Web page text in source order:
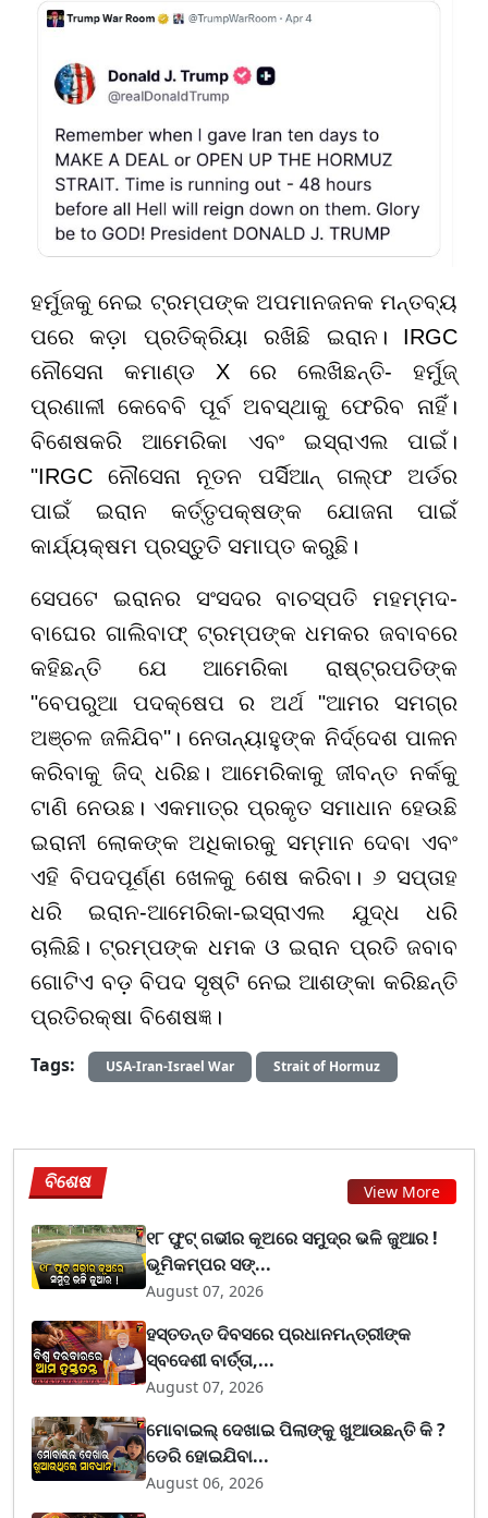
ହର୍ମୁଜକୁ ନେଇ ଟ୍ରମ୍ପଙ୍କ ଅପମାନଜନକ ମନ୍ତବ୍ୟ
ପରେ କଡ଼ା ପ୍ରତିକ୍ରିୟା ରଖିଛି ଇରାନ। IRGC
ନୌସେନା କମାଣ୍ଡ X ରେ ଲେଖିଛନ୍ତି- ହର୍ମୁଜ୍
ପ୍ରଣାଳୀ କେବେବି ପୂର୍ବ ଅବସ୍ଥାକୁ ଫେରିବ ନାହିଁ।
ବିଶେଷକରି ଆମେରିକା ଏବଂ ଇସ୍ରାଏଲ ପାଇଁ।
"IRGC ନୌସେନା ନୂତନ ପର୍ସିଆନ୍ ଗଲ୍ଫ ଅର୍ଡର
ପାଇଁ ଇରାନ କର୍ତ୍ତୃପକ୍ଷଙ୍କ ଯୋଜନା ପାଇଁ
କାର୍ଯ୍ୟକ୍ଷମ ପ୍ରସ୍ତୁତି ସମାପ୍ତ କରୁଛି।
ସେପଟେ ଇରାନର ସଂସଦର ବାଚସ୍ପତି ମହମ୍ମଦ-
ବାଘେର ଗାଲିବାଫ୍ ଟ୍ରମ୍ପଙ୍କ ଧମକର ଜବାବରେ
କହିଛନ୍ତି ଯେ ଆମେରିକା ରାଷ୍ଟ୍ରପତିଙ୍କ
"ବେପରୁଆ ପଦକ୍ଷେପ ର ଅର୍ଥ "ଆମର ସମଗ୍ର
ଅଞ୍ଚଳ ଜଳିଯିବ"। ନେତାନ୍ୟାହୁଙ୍କ ନିର୍ଦ୍ଦେଶ ପାଳନ
କରିବାକୁ ଜିଦ୍ ଧରିଛ। ଆମେରିକାକୁ ଜୀବନ୍ତ ନର୍କକୁ
ଟାଣି ନେଉଛ। ଏକମାତ୍ର ପ୍ରକୃତ ସମାଧାନ ହେଉଛି
ଇରାନୀ ଲୋକଙ୍କ ଅଧିକାରକୁ ସମ୍ମାନ ଦେବା ଏବଂ
ଏହି ବିପଦପୂର୍ଣ୍ଣ ଖେଳକୁ ଶେଷ କରିବା। ୬ ସପ୍ତାହ
ଧରି ଇରାନ-ଆମେରିକା-ଇସ୍ରାଏଲ ଯୁଦ୍ଧ ଧରି
ଚାଲିଛି। ଟ୍ରମ୍ପଙ୍କ ଧମକ ଓ ଇରାନ ପ୍ରତି ଜବାବ
ଗୋଟିଏ ବଡ଼ ବିପଦ ସୃଷ୍ଟି ନେଇ ଆଶଙ୍କା କରିଛନ୍ତି
ପ୍ରତିରକ୍ଷା ବିଶେଷଜ୍ଞ।
Tags:
USA-Iran-Israel War Strait of Hormuz
ବିଶେଷ View More
୧୮ ଫୁଟ୍ ଗଭୀର କୂଅରେ ସମୁଦ୍ର ଭଳି ଜୁଆର !
ଭୂମିକମ୍ପର ସଙ୍...
August 07, 2026
ହସ୍ତତନ୍ତ ଦିବସରେ ପ୍ରଧାନମନ୍ତ୍ରୀଙ୍କ
ସ୍ବଦେଶୀ ବାର୍ତ୍ତା,...
August 07, 2026
ମୋବାଇଲ୍ ଦେଖାଇ ପିଲାଙ୍କୁ ଖୁଆଉଛନ୍ତି କି ?
ଡେରି ହୋଇଯିବା...
August 06, 2026